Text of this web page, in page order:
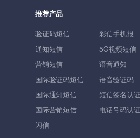
推荐产品
验证码短信
通知短信
营销短信
国际验证码短信
国际通知短信
国际营销短信
闪信
彩信手机报
5G视频短信
语音通知
语音验证码
短信签名认证
电话号码认证